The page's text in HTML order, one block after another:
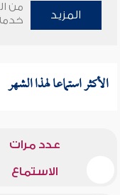
المزيد
من
الأكثر استماعا لهذا الشهر
عدد مرات
الاستماع